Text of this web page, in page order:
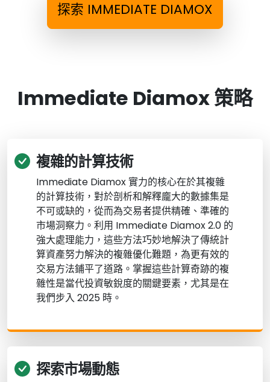
探索 IMMEDIATE DIAMOX
Immediate Diamox 策略
複雜的計算技術
Immediate Diamox 實力的核心在於其複雜
的計算技術，對於剖析和解釋龐大的數據集是
不可或缺的，從而為交易者提供精確、準確的
市場洞察力。利用 Immediate Diamox 2.0 的
強大處理能力，這些方法巧妙地解決了傳統計
算資產努力解決的複雜優化難題，為更有效的
交易方法鋪平了道路。掌握這些計算奇跡的複
雜性是當代投資敏銳度的關鍵要素，尤其是在
我們步入 2025 時。
探索市場動態